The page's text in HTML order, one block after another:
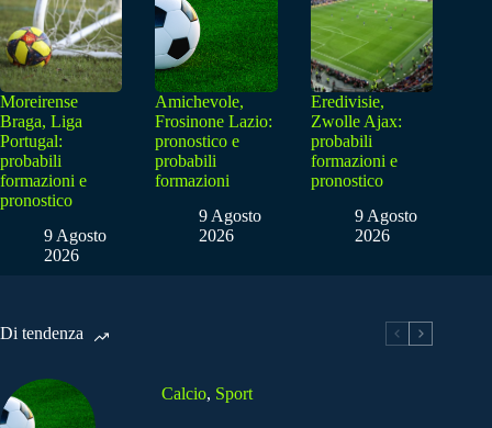
Moreirense
Braga, Liga
Portugal:
probabili
formazioni e
pronostico
9 Agosto
2026
Amichevole,
Frosinone Lazio:
pronostico e
probabili
formazioni
9 Agosto
2026
Eredivisie,
Zwolle Ajax:
probabili
formazioni e
pronostico
9 Agosto
2026
Di tendenza
Calcio, Sport